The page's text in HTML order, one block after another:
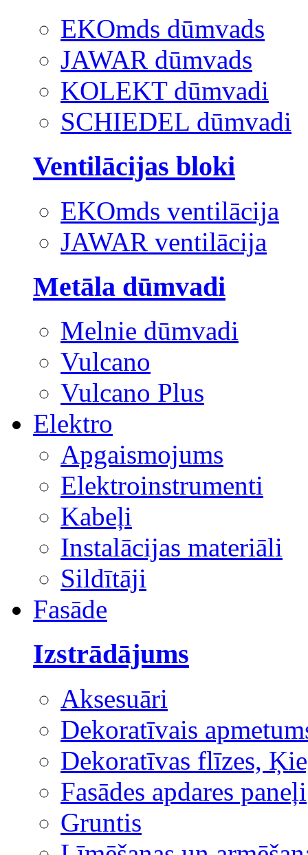
EKOmds dūmvads
JAWAR dūmvads
KOLEKT dūmvadi
SCHIEDEL dūmvadi
Ventilācijas bloki
EKOmds ventilācija
JAWAR ventilācija
Metāla dūmvadi
Melnie dūmvadi
Vulcano
Vulcano Plus
Elektro
Apgaismojums
Elektroinstrumenti
Kabeļi
Instalācijas materiāli
Sildītāji
Fasāde
Izstrādājums
Aksesuāri
Dekoratīvais
Dekoratīvas flīzes,
Fasādes apdares paneļi
Gruntis